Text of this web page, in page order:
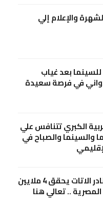
والإعلام إلي
بعد غياب
في فرصة سعيدة
الكبري تتنافس علي
والسينما والصباح في
المطرب اللبناني نادر الاتات يحقق 4 ملايين
.. تعالي هنا